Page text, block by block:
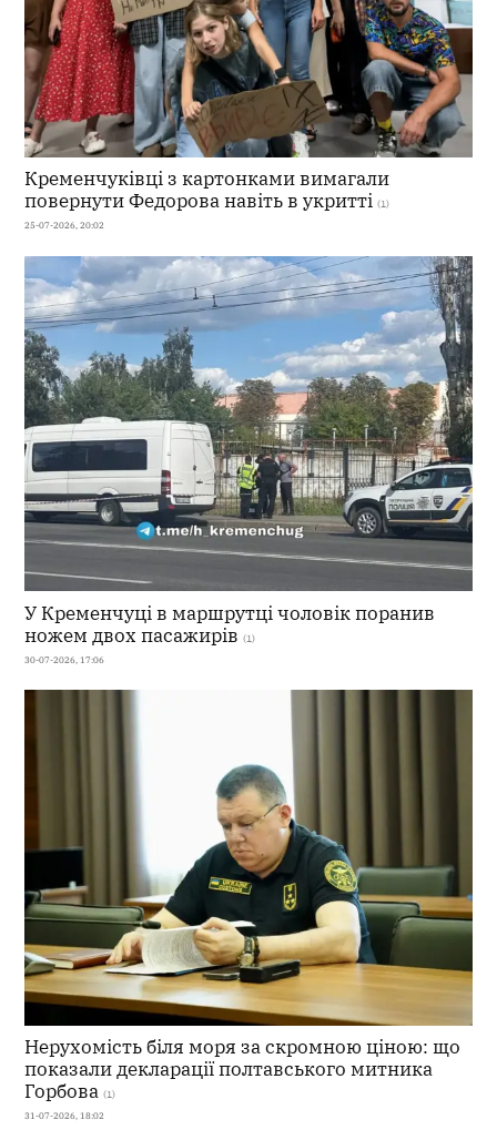
Кременчуківці з картонками вимагали
повернути Федорова навіть в укритті (1)
25-07-2026, 20:02
У Кременчуці в маршрутці чоловік поранив
ножем двох пасажирів (1)
30-07-2026, 17:06
Нерухомість біля моря за скромною ціною: що
показали декларації полтавського митника
Горбова (1)
31-07-2026, 18:02